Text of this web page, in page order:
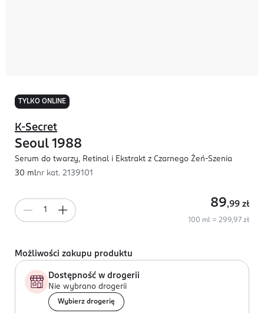
TYLKO ONLINE
K-Secret
Seoul 1988
Serum do twarzy, Retinal i Ekstrakt z Czarnego Żeń-Szenia
30 mlnr kat. 2139101
89,99 zł
100 ml = 299,97 zł
Możliwości zakupu produktu
Dostępność w drogerii
Nie wybrano drogerii
Wybierz drogerię